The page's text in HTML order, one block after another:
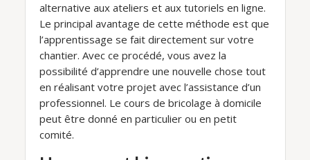
alternative aux ateliers et aux tutoriels en ligne.
Le principal avantage de cette méthode est que
l’apprentissage se fait directement sur votre
chantier. Avec ce procédé, vous avez la
possibilité d’apprendre une nouvelle chose tout
en réalisant votre projet avec l’assistance d’un
professionnel. Le cours de bricolage à domicile
peut être donné en particulier ou en petit
comité.